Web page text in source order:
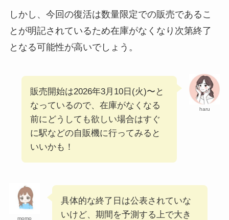
しかし、今回の復活は数量限定での販売であるこ
とが明記されているため在庫がなくなり次第終了
となる可能性が高いでしょう。
haru
販売開始は2026年3月10日(火)〜と
なっているので、在庫がなくなる
前にどうしても欲しい場合はすぐ
に駅などの自販機に行ってみると
いいかも！
momo
具体的な終了日は公表されていな
いけど、期間を予測する上で大き